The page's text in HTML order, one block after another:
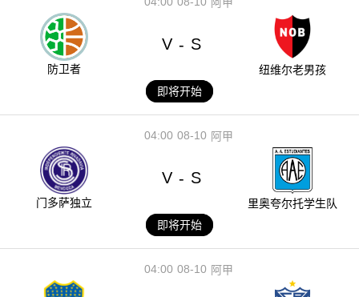
防卫者
V - S
纽维尔老男孩
即将开始
08-10
04:00 阿甲
门多萨独立
V - S
里奥夸尔托学生队
即将开始
08-10
04:00 阿甲